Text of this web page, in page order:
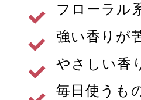
フローラル
強い香りが
やさしい香
毎日使うも